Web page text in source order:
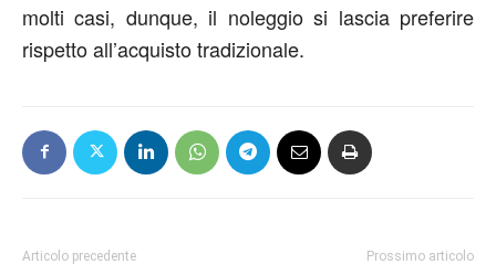
molti casi, dunque, il noleggio si lascia preferire
rispetto all’acquisto tradizionale.
Articolo precedente Prossimo articolo